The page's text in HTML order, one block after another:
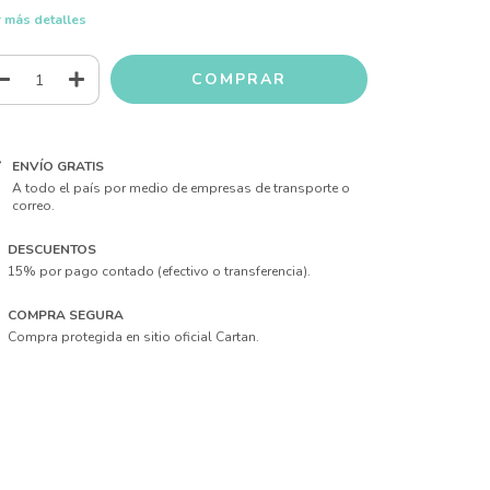
más detalles
ENVÍO GRATIS
A todo el país por medio de empresas de transporte o
correo.
DESCUENTOS
15% por pago contado (efectivo o transferencia).
COMPRA SEGURA
Compra protegida en sitio oficial Cartan.